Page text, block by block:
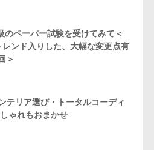
のペーパー試験を受けてみて＜
ンド入りした、大幅な変更点有
＞
テリア選び・トータルコーディ
ゃれもおまかせ